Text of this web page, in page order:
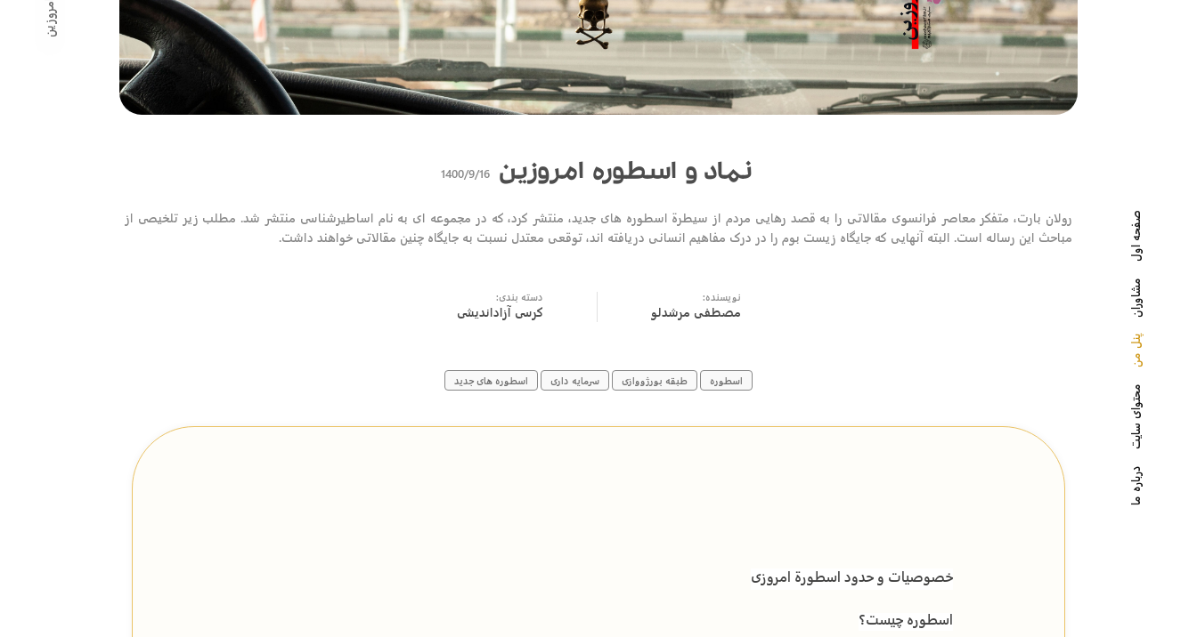
صفحه اول
مشاوران
پنل من
محتوای سایت
درباره ما
نماد و اسطوره امروزین 1400/9/16
رولان بارت، متفکر معاصر فرانسوی مقالاتی را به قصد رهایی مردم از سیطرة اسطوره های جدید، منتشر کرد، که در مجموعه ای به نام اساطیرشناسی منتشر شد. مطلب زیر تلخیصی از
مباحث این رساله است. البته آنهایی که جایگاه زیست بوم را در درک مفاهیم انسانی دریافته اند، توقعی معتدل نسبت به جایگاه چنین مقالاتی خواهند داشت.
نویسنده:
مصطفی مرشدلو
دسته بندی:
کرسی آزاداندیشی
اسطوره طبقه بورژووازی سرمایه داری اسطوره های جدید
خصوصیات و حدود اسطورة امروزی
اسطوره چیست؟